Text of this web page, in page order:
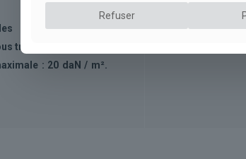
photovoltaïques
transmettre la fiche
: 20 daN / m².
Refuser